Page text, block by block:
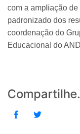
com a ampliação
padronizado dos
coordenação do
Educacional do